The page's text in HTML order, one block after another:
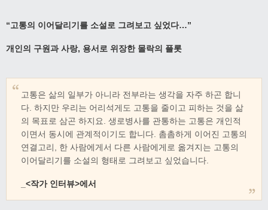
“고통의 이어달리기를 소설로 그려보고 싶었다…”
개인의 구원과 사랑, 용서로 위장한 몰락의 플롯
고통은 삶의 일부가 아니라 전부라는 생각을 자주 하곤 합니
다. 하지만 우리는 어리석게도 고통을 줄이고 피하는 것을 삶
의 목표로 삼곤 하지요. 생로병사를 관통하는 고통은 개인적
이면서 동시에 관계적이기도 합니다. 촘촘하게 이어진 고통의
연결고리, 한 사람에게서 다른 사람에게로 옮겨지는 고통의
이어달리기를 소설의 형태로 그려보고 싶었습니다.
_<작가 인터뷰>에서